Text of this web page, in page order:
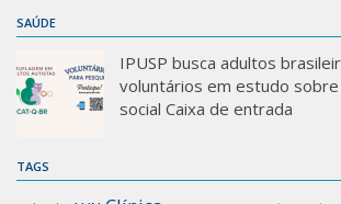
SAÚDE
IPUSP busca adultos
voluntários em estudo
social Caixa de entrada
TAGS